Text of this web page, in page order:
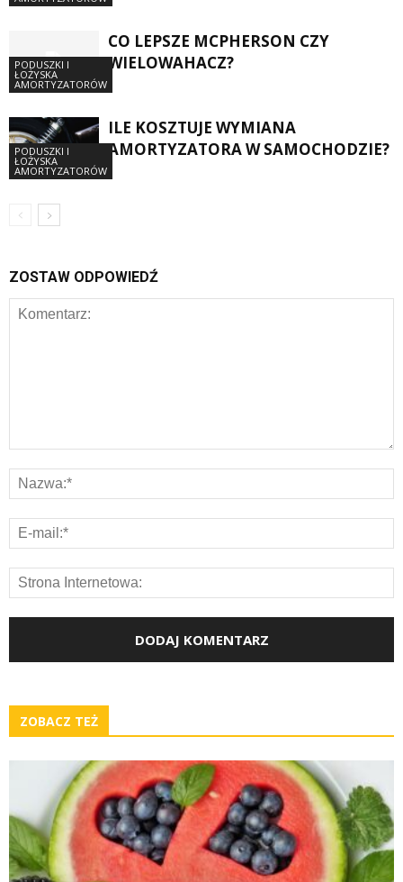
PODUSZKI I
ŁOŻYSKA
AMORTYZATORÓW
CO LEPSZE MCPHERSON CZY
WIELOWAHACZ?
PODUSZKI I
ŁOŻYSKA
AMORTYZATORÓW
ILE KOSZTUJE WYMIANA
AMORTYZATORA W SAMOCHODZIE?
ZOSTAW ODPOWIEDŹ
ZOBACZ TEŻ